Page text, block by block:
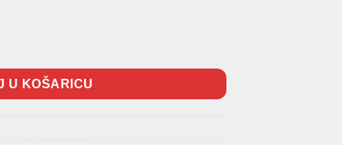
II (Električni) količina
U KOŠARICU